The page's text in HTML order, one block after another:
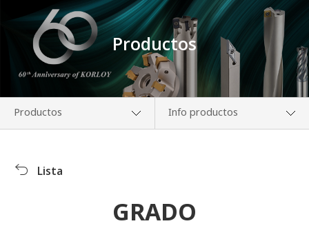
Productos
Productos
Productos
Info productos
Video clips
Lista
GRADO